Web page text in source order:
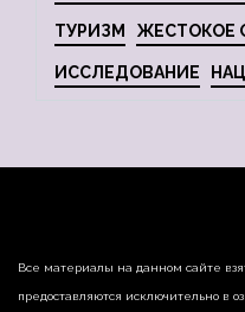
ТУРИЗМ ЖЕСТОКОЕ
ИССЛЕДОВАНИЕ
Все материалы на данном сайте
предоставляются исключительно в